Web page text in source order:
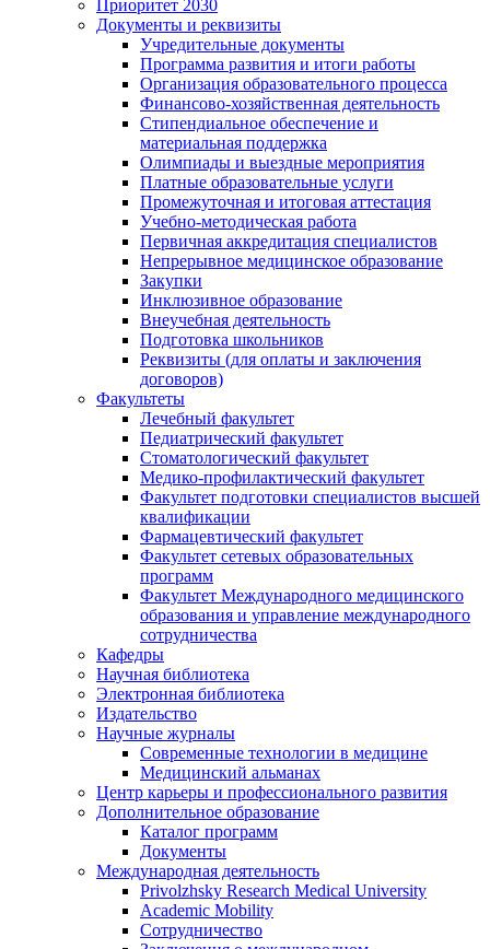
Приоритет 2030
Документы и реквизиты
Учредительные документы
Программа развития и итоги работы
Организация образовательного процесса
Финансово-хозяйственная деятельность
Стипендиальное обеспечение и
материальная поддержка
Олимпиады и выездные мероприятия
Платные образовательные услуги
Промежуточная и итоговая аттестация
Учебно-методическая работа
Первичная аккредитация специалистов
Непрерывное медицинское образование
Закупки
Инклюзивное образование
Внеучебная деятельность
Подготовка школьников
Реквизиты (для оплаты и заключения
договоров)
Факультеты
Лечебный факультет
Педиатрический факультет
Стоматологический факультет
Медико-профилактический факультет
Факультет подготовки специалистов высшей
квалификации
Фармацевтический факультет
Факультет сетевых образовательных
программ
Факультет Международного медицинского
образования и управление международного
сотрудничества
Кафедры
Научная библиотека
Электронная библиотека
Издательство
Научные журналы
Современные технологии в медицине
Медицинский альманах
Центр карьеры и профессионального развития
Дополнительное образование
Каталог программ
Документы
Международная деятельность
Privolzhsky Research Medical University
Academic Mobility
Сотрудничество